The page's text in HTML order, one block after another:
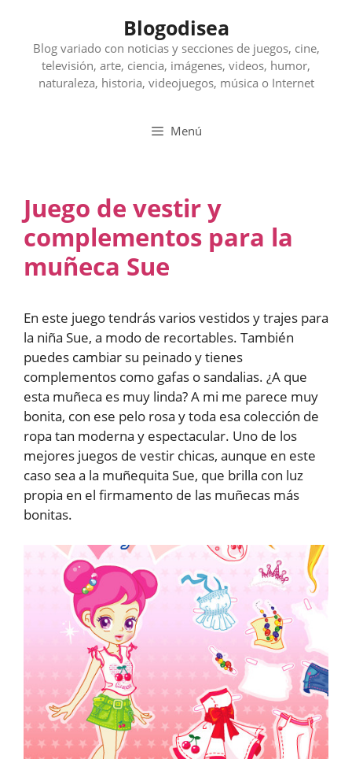
contenido
Blogodisea
Blog variado con noticias y secciones de juegos, cine,
televisión, arte, ciencia, imágenes, videos, humor,
naturaleza, historia, videojuegos, música o Internet
Menú
Juego de vestir y
complementos para la
muñeca Sue
En este juego tendrás varios vestidos y trajes para
la niña Sue, a modo de recortables. También
puedes cambiar su peinado y tienes
complementos como gafas o sandalias. ¿A que
esta muñeca es muy linda? A mi me parece muy
bonita, con ese pelo rosa y toda esa colección de
ropa tan moderna y espectacular. Uno de los
mejores juegos de vestir chicas, aunque en este
caso sea a la muñequita Sue, que brilla con luz
propia en el firmamento de las muñecas más
bonitas.